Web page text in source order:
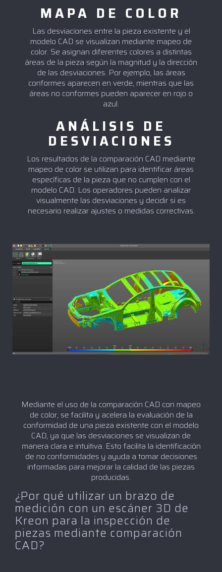
MAPA DE COLOR
Las desviaciones entre la pieza existente y el
modelo CAD se visualizan mediante mapeo de
color. Se asignan diferentes colores a distintas
áreas de la pieza según la magnitud y la dirección
de las desviaciones. Por ejemplo, las áreas
conformes aparecen en verde, mientras que las
áreas no conformes pueden aparecer en rojo o
azul.
ANÁLISIS DE
DESVIACIONES
Los resultados de la comparación CAD mediante
mapeo de color se utilizan para identificar áreas
específicas de la pieza que no cumplen con el
modelo CAD. Los operadores pueden analizar
visualmente las desviaciones y decidir si es
necesario realizar ajustes o medidas correctivas.
Mediante el uso de la comparación CAD con mapeo
de color, se facilita y acelera la evaluación de la
conformidad de una pieza existente con el modelo
CAD, ya que las desviaciones se visualizan de
manera clara e intuitiva. Esto facilita la identificación
de no conformidades y ayuda a tomar decisiones
informadas para mejorar la calidad de las piezas
producidas.
¿Por qué utilizar un brazo de
medición con un escáner 3D de
Kreon para la inspección de
piezas mediante comparación
CAD?